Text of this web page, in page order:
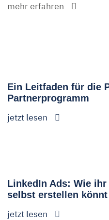
Ein Leitfaden für die
Partnerprogramm
jetzt lesen
LinkedIn Ads: Wie
selbst erstellen könnt
jetzt lesen
mehr erfahren